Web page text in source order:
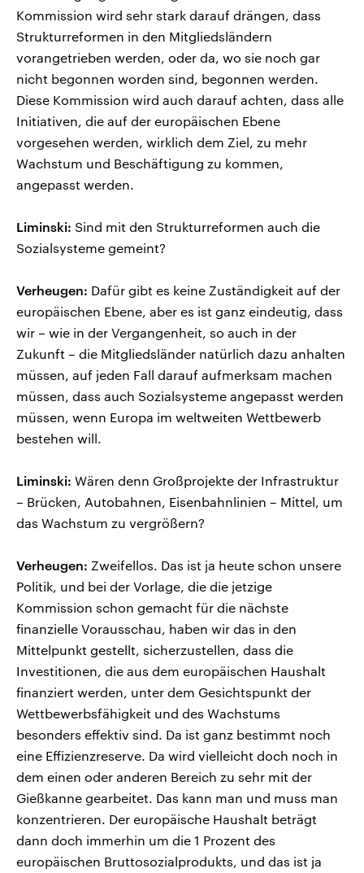
Kommission wird sehr stark darauf drängen, dass
Strukturreformen in den Mitgliedsländern
vorangetrieben werden, oder da, wo sie noch gar
nicht begonnen worden sind, begonnen werden.
Diese Kommission wird auch darauf achten, dass alle
Initiativen, die auf der europäischen Ebene
vorgesehen werden, wirklich dem Ziel, zu mehr
Wachstum und Beschäftigung zu kommen,
angepasst werden.
Liminski: Sind mit den Strukturreformen auch die
Sozialsysteme gemeint?
Verheugen: Dafür gibt es keine Zuständigkeit auf der
europäischen Ebene, aber es ist ganz eindeutig, dass
wir – wie in der Vergangenheit, so auch in der
Zukunft – die Mitgliedsländer natürlich dazu anhalten
müssen, auf jeden Fall darauf aufmerksam machen
müssen, dass auch Sozialsysteme angepasst werden
müssen, wenn Europa im weltweiten Wettbewerb
bestehen will.
Liminski: Wären denn Großprojekte der Infrastruktur
– Brücken, Autobahnen, Eisenbahnlinien – Mittel, um
das Wachstum zu vergrößern?
Verheugen: Zweifellos. Das ist ja heute schon unsere
Politik, und bei der Vorlage, die die jetzige
Kommission schon gemacht für die nächste
finanzielle Vorausschau, haben wir das in den
Mittelpunkt gestellt, sicherzustellen, dass die
Investitionen, die aus dem europäischen Haushalt
finanziert werden, unter dem Gesichtspunkt der
Wettbewerbsfähigkeit und des Wachstums
besonders effektiv sind. Da ist ganz bestimmt noch
eine Effizienzreserve. Da wird vielleicht doch noch in
dem einen oder anderen Bereich zu sehr mit der
Gießkanne gearbeitet. Das kann man und muss man
konzentrieren. Der europäische Haushalt beträgt
dann doch immerhin um die 1 Prozent des
europäischen Bruttosozialprodukts, und das ist ja